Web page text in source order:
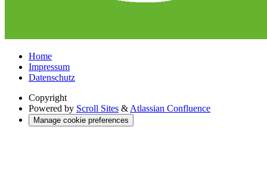
Home
Impressum
Datenschutz
Copyright
Powered by Scroll Sites & Atlassian Confluence
Manage cookie preferences